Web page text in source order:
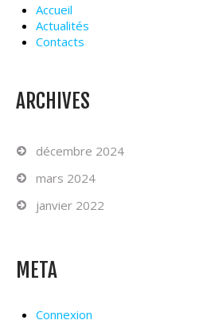
Accueil
Actualités
Contacts
ARCHIVES
décembre 2024
mars 2024
janvier 2022
META
Connexion